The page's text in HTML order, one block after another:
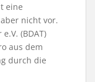
eine
nicht vor.
(BDAT)
aus dem
durch die